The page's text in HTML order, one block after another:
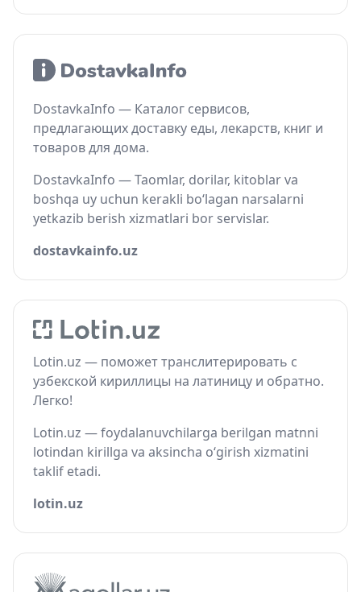
DostavkaInfo — Каталог сервисов,
предлагающих доставку еды, лекарств, книг и
товаров для дома.
DostavkaInfo — Taomlar, dorilar, kitoblar va
boshqa uy uchun kerakli bo‘lagan narsalarni
yetkazib berish xizmatlari bor servislar.
dostavkainfo.uz
Lotin.uz — поможет транслитерировать с
узбекской кириллицы на латиницу и обратно.
Легко!
Lotin.uz — foydalanuvchilarga berilgan matnni
lotindan kirillga va aksincha o‘girish xizmatini
taklif etadi.
lotin.uz